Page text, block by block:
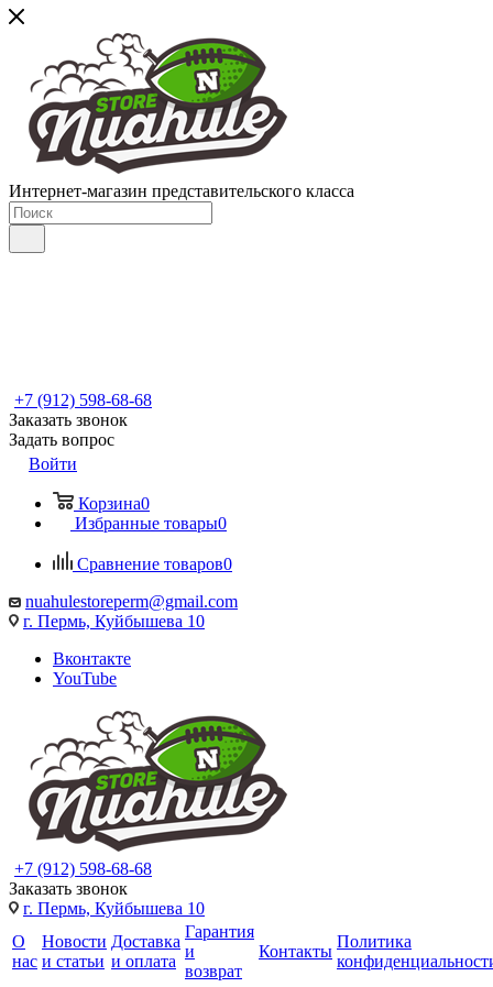
Интернет-магазин представительского класса
+7 (912) 598-68-68
Заказать звонок
Задать вопрос
Войти
Корзина0
Избранные товары0
Сравнение товаров0
nuahulestoreperm@gmail.com
г. Пермь, Куйбышева 10
Вконтакте
YouTube
+7 (912) 598-68-68
Заказать звонок
г. Пермь, Куйбышева 10
О
нас
Новости
и статьи
Доставка
и оплата
Гарантия
и
возврат
Контакты
Политика